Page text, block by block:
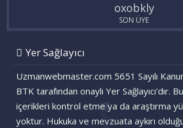
oxobkly
SON ÜYE
Yer Sağlayıcı
Uzmanwebmaster.com 5651 Sayılı
BTK tarafından onaylı Yer Sağlayıcı'dır.
içerikleri kontrol etme ya da araştırma
yoktur. Hukuka ve mevzuata aykırı